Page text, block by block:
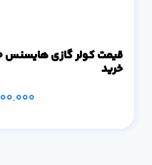
41.000.000